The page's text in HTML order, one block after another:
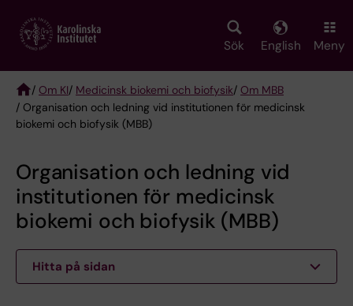
main
Sök English Meny
Breadcrumb
/ Om KI/ Medicinsk biokemi och biofysik/ Om MBB
/ Organisation och ledning vid institutionen för medicinsk
biokemi och biofysik (MBB)
Organisation och ledning vid
institutionen för medicinsk
biokemi och biofysik (MBB)
Hitta på sidan